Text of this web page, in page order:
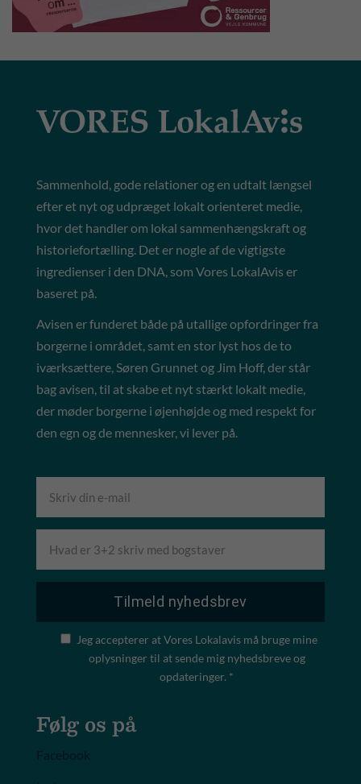
Sammenhold, gode relationer og en udtalt længsel
efter et nyt og udpræget lokalt orienteret medie,
hvor det handler om lokal sammenhængskraft og
historiefortælling. Det er nogle af de vigtigste
ingredienser i den DNA, som Vores LokalAvis er
baseret på.
Avisen er funderet både på utallige opfordringer fra
borgerne i området, samt en stor lyst hos de to
iværksættere, Søren Grunnet og Jim Hoff, der står
bag avisen, til at skabe et nyt stærkt lokalt medie,
der møder borgerne i øjenhøjde og med respekt for
den egn og de mennesker, vi lever på.
Jeg accepterer at Vores Lokalavis må bruge mine
oplysninger til at sende mig nyhedsbreve og
opdateringer. *
Følg os på